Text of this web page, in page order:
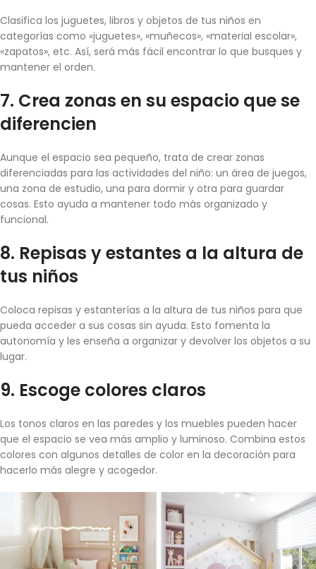
Clasifica los juguetes, libros y objetos de tus niños en
categorías como «juguetes», «muñecos», «material escolar»,
«zapatos», etc. Así, será más fácil encontrar lo que busques y
mantener el orden.
7. Crea zonas en su espacio que se
diferencien
Aunque el espacio sea pequeño, trata de crear zonas
diferenciadas para las actividades del niño: un área de juegos,
una zona de estudio, una para dormir y otra para guardar
cosas. Esto ayuda a mantener todo más organizado y
funcional.
8. Repisas y estantes a la altura de
tus niños
Coloca repisas y estanterías a la altura de tus niños para que
pueda acceder a sus cosas sin ayuda. Esto fomenta la
autonomía y les enseña a organizar y devolver los objetos a su
lugar.
9. Escoge colores claros
Los tonos claros en las paredes y los muebles pueden hacer
que el espacio se vea más amplio y luminoso. Combina estos
colores con algunos detalles de color en la decoración para
hacerlo más alegre y acogedor.